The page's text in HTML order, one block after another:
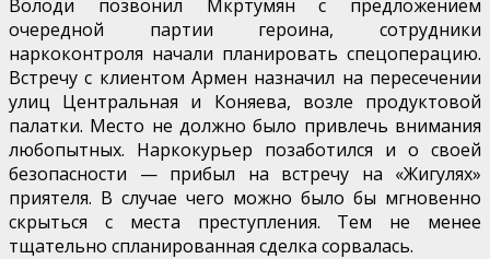
Володи позвонил Мкртумян с предложением
очередной партии героина, сотрудники
наркоконтроля начали планировать спецоперацию.
Встречу с клиентом Армен назначил на пересечении
улиц Центральная и Коняева, возле продуктовой
палатки. Место не должно было привлечь внимания
любопытных. Наркокурьер позаботился и о своей
безопасности — прибыл на встречу на «Жигулях»
приятеля. В случае чего можно было бы мгновенно
скрыться с места преступления. Тем не менее
тщательно спланированная сделка сорвалась.